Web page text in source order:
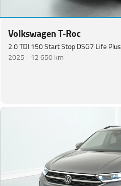
Volkswagen T-Roc
2.0 TDI 150 Start Stop DSG7 Life Plus
2025 - 12 650 km